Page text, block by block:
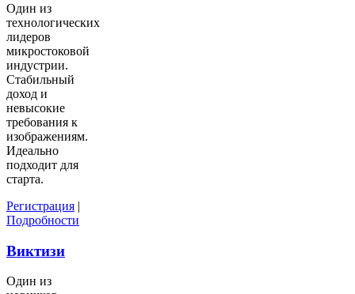
Один из
технологических
лидеров
микростоковой
индустрии.
Стабильный
доход и
невысокие
требования к
изображениям.
Идеально
подходит для
старта.
Регистрация |
Подробности
Виктизи
Один из